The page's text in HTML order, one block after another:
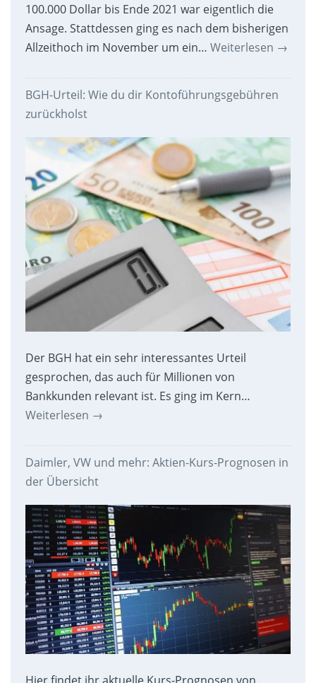
100.000 Dollar bis Ende 2021 war eigentlich die
Ansage. Stattdessen ging es nach dem bisherigen
Allzeithoch im November um ein… Weiterlesen →
BGH-Urteil: Wie du dir Kontoführungsgebühren
zurückholst
Der BGH hat ein sehr interessantes Urteil
gesprochen, das auch für Millionen von
Bankkunden relevant ist. Es ging im Kern…
Weiterlesen →
Daimler, VW und mehr: Aktien-Kurs-Prognosen in
der Übersicht